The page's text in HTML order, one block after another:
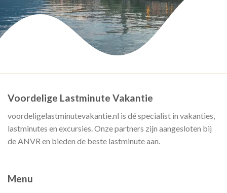
Voordelige Lastminute Vakantie
voordeligelastminutevakantie.nl is dé specialist in vakanties,
lastminutes en excursies. Onze partners zijn aangesloten bij
de ANVR en bieden de beste lastminute aan.
Menu